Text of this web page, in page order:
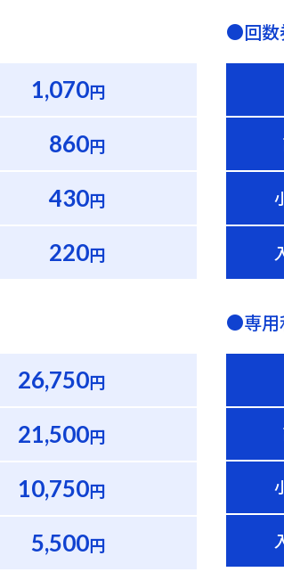
1,070円
860円
430円
220円
●回数
26,750円
21,500円
10,750円
5,500円
●専用